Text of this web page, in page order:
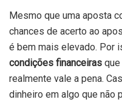
Mesmo que uma aposta
chances de acerto ao
é bem mais elevado. Por
condições financeiras
realmente vale a pena.
dinheiro em algo que não